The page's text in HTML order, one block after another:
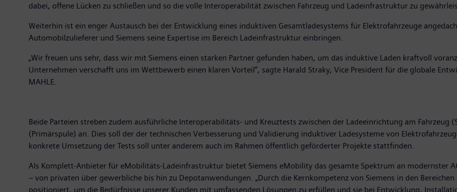
dabei, offene Lücken zu schließen und so die volle Interoperabilität zwischen Fahrzeug und Ladeinfrastruktur zu
Weiterhin ist ein enger Austausch bei der Entwicklung eines induktiven Gesamtladesystems für Elektrofahrzeuge
Automobilzulieferer und Siemens seine Expertise im Bereich Ladeinfrastruktur einbringen.
„Wir freuen uns sehr, dass wir mit Siemens einen starken Partner gefunden haben, um das induktive Laden kraftvoll
Unternehmen verschafft uns im Wettbewerb einen klaren Vorteil“, sagte Harald Straky, Vice President für die globale
MAHLE.
Beide Parteien streben zudem ausführliche Interoperabilitäts- und Kreuztests zwischen der Ladeeinrichtung am Fahrzeug
(Primärspule) an. Dies soll der der technischen Verbesserung und Validierung induktiver Ladesysteme von
konkrete Umsetzung der Tests soll unter anderem auch im Rahmen öffentlich geförderter Projekte stattfinden.
Als Komplett-Anbieter für eMobilitäts-Ladeinfrastruktur bietet Siemens eMobility das gesamte Spektrum an modernster
– von privaten über gewerbliche bis hin zu Depotanwendungen. „Durch die Kernkompetenz von Siemens in den
positioniert, um die Bedürfnisse unserer Kunden mit umfassenden Lösungen zu erfüllen und sie bei Entwicklung,